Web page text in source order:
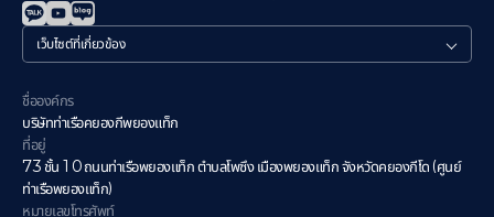
관
련
이
트
ชื่อองค์กร
บริษัทท่าเรือคยองกีพยองแท็ก
ที่อยู่
73 ชั้น 10 ถนนท่าเรือพยองแท็ก ตำบลโพซึง เมืองพยองแท็ก จังหวัดคยองกีโด (ศูนย์
ท่าเรือพยองแท็ก)
หมายเลขโทรศัพท์